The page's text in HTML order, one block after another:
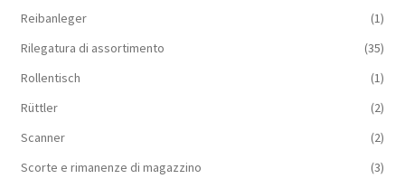
Reibanleger
(1)
Rilegatura di assortimento
(35)
Rollentisch
(1)
Rüttler
(2)
Scanner
(2)
Scorte e rimanenze di magazzino
(3)